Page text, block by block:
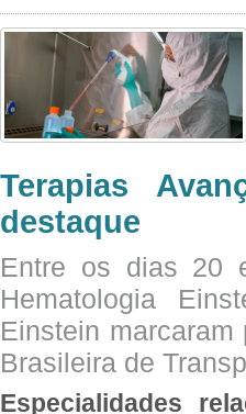
Terapias
destaque
Entre os dias 20
Hematologia
Einstein
Brasileira de
Especialidades